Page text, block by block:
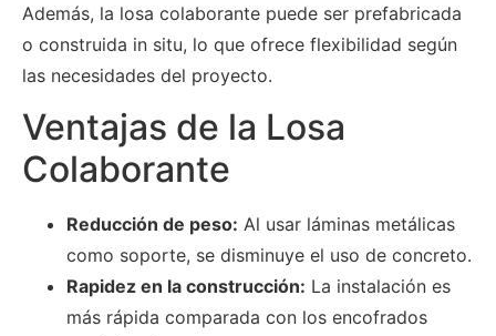
Además, la losa colaborante puede ser prefabricada
o construida in situ, lo que ofrece flexibilidad según
las necesidades del proyecto.
Ventajas de la Losa
Colaborante
Reducción de peso: Al usar láminas metálicas
como soporte, se disminuye el uso de concreto.
Rapidez en la construcción: La instalación es
más rápida comparada con los encofrados